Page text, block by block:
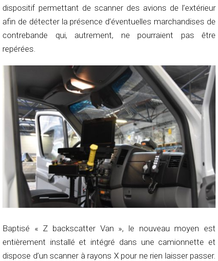
dispositif permettant de scanner des avions de l’extérieur
afin de détecter la présence d’éventuelles marchandises de
contrebande qui, autrement, ne pourraient pas être
repérées.
Baptisé « Z backscatter Van », le nouveau moyen est
entièrement installé et intégré dans une camionnette et
dispose d’un scanner à rayons X pour ne rien laisser passer.